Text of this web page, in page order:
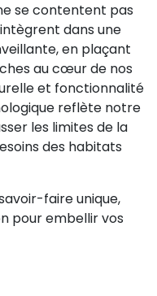
se contentent pas
dans une
en plaçant
au cœur de nos
et fonctionnalité
reflète notre
les limites de la
des habitats
faire unique,
pour embellir vos